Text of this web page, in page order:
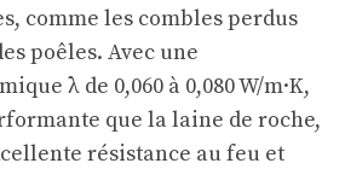
comme les combles perdus
poêles. Avec une
λ de 0,060 à 0,080 W/m·K,
que la laine de roche,
résistance au feu et